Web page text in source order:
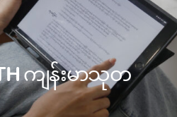
ကျန်းမာသုတ